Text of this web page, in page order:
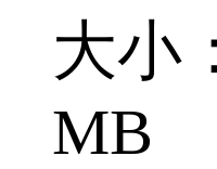
大小
MB